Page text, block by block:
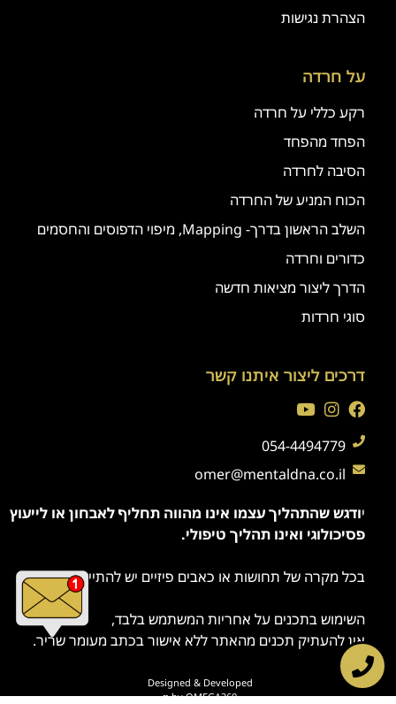
הצהרת נגישות
על חרדה
רקע כללי על חרדה
הפחד מהפחד
הסיבה לחרדה
הכוח המניע של החרדה
השלב הראשון בדרך- Mapping, מיפוי הדפוסים והחסמים
כדורים וחרדה
הדרך ליצור מציאות חדשה
סוגי חרדות
דרכים ליצור איתנו קשר
054-4494779
omer@mentaldna.co.il
יודגש שהתהליך עצמו אינו מהווה תחליף לאבחון או לייעוץ
פסיכולוגי ואינו תהליך טיפולי.
בכל מקרה של תחושות או כאבים פיזיים יש להתייעץ עם רופא.
השימוש בתכנים על אחריות המשתמש בלבד,
אין להעתיק תכנים מהאתר ללא אישור בכתב מעומר שריר.
Designed & Developed
byOMEGA360 ♥